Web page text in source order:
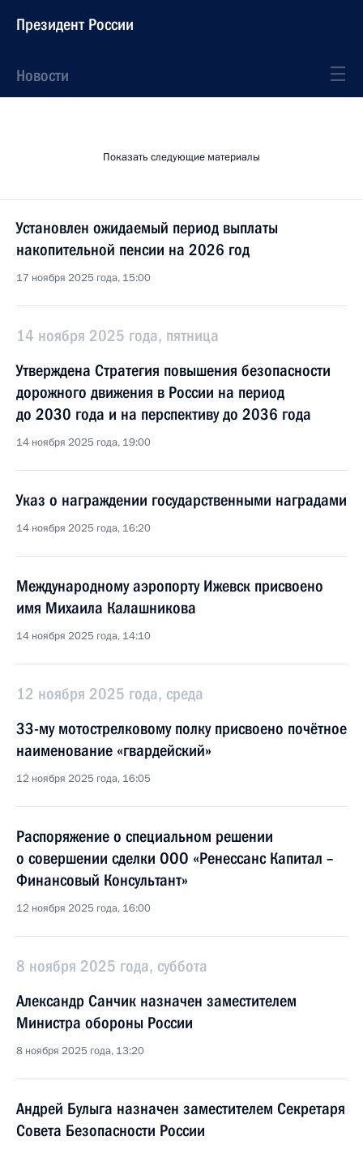
Президент России
Новости
Показать следующие материалы
Установлен ожидаемый период выплаты
накопительной пенсии на 2026 год
17 ноября 2025 года, 15:00
14 ноября 2025 года, пятница
Утверждена Стратегия повышения безопасности
дорожного движения в России на период
до 2030 года и на перспективу до 2036 года
14 ноября 2025 года, 19:00
Указ о награждении государственными наградами
14 ноября 2025 года, 16:20
Международному аэропорту Ижевск присвоено
имя Михаила Калашникова
14 ноября 2025 года, 14:10
12 ноября 2025 года, среда
33-му мотострелковому полку присвоено почётное
наименование «гвардейский»
12 ноября 2025 года, 16:05
Распоряжение о специальном решении
о совершении сделки ООО «Ренессанс Капитал –
Финансовый Консультант»
12 ноября 2025 года, 16:00
8 ноября 2025 года, суббота
Александр Санчик назначен заместителем
Министра обороны России
8 ноября 2025 года, 13:20
Андрей Булыга назначен заместителем Секретаря
Совета Безопасности России